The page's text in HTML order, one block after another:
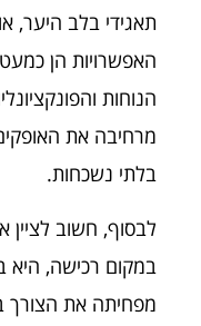
תאגידי בלב היער,
האפשרויות הן
הנוחות
מרחיבה את
בלתי נשכחות.
לבסוף, חשוב
במקום רכישה, היא
מפחיתה את הצורך